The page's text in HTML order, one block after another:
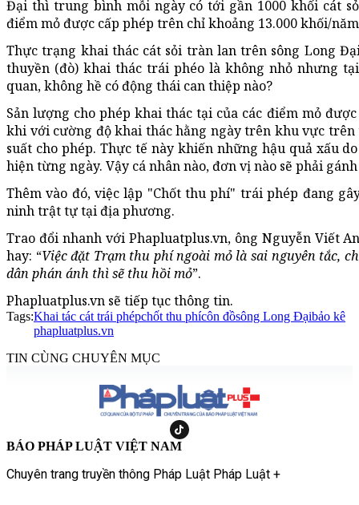
Đại thì trung bình mỗi ngày có tới gần 1000 khối cát
điểm mỏ được cấp phép trên chỉ khoảng 13.000 khối/
Thực trạng khai thác cát sỏi tràn lan trên sông Long
thuyền (đò) khai thác trái phéo là không nhỏ nhưng
quan, không hề có động thái can thiệp nào?
Sản lượng cho phép khai thác tại của các điểm mỏ
khi với cường độ khai thác hằng ngày trên khu vực
suất cho phép. Thực tế này khiến những hậu quả xấu
hiện từng ngày. Vậy cá nhân nào, đơn vị nào sẽ phải
Thêm vào đó, việc lập "Chốt thu phí" trái phép đang
ninh trật tự tại địa phương.
Trao đổi nhanh với Phapluatplus.vn, ông Nguyễn Viết
hay: “Việc đặt Trạm thu phí ngoài mỏ là sai nguyên tắc,
dân phán ánh thì sẽ thu hồi mỏ”.
Phapluatplus.vn sẽ tiếp tục thông tin.
Tags:Khai tác cát trái phépchốt thu phícôn đồsông Long Đạibảo kê
phapluatplus.vn
TIN CÙNG CHUYÊN MỤC
BÁO PHÁP LUẬT VIỆT NAM
Chuyên trang truyền thông Pháp Luật Pháp Luật +